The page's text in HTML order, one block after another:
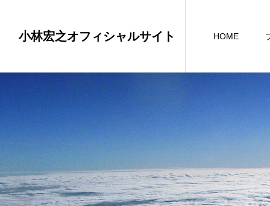
小林宏之オフィシャルサイト HOME